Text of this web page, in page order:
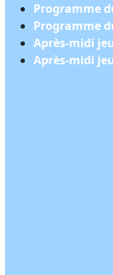
Programme
Programme
Après-midi
Après-midi